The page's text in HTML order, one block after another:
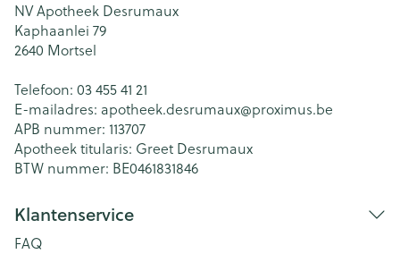
NV Apotheek Desrumaux
Kaphaanlei 79
2640 Mortsel
Telefoon: 03 455 41 21
E-mailadres: apotheek.desrumaux@proximus.be
APB nummer: 113707
Apotheek titularis: Greet Desrumaux
BTW nummer: BE0461831846
Klantenservice
FAQ